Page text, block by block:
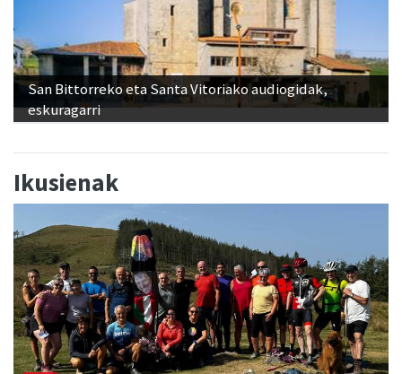
San Bittorreko eta Santa Vitoriako audiogidak,
eskuragarri
Ikusienak